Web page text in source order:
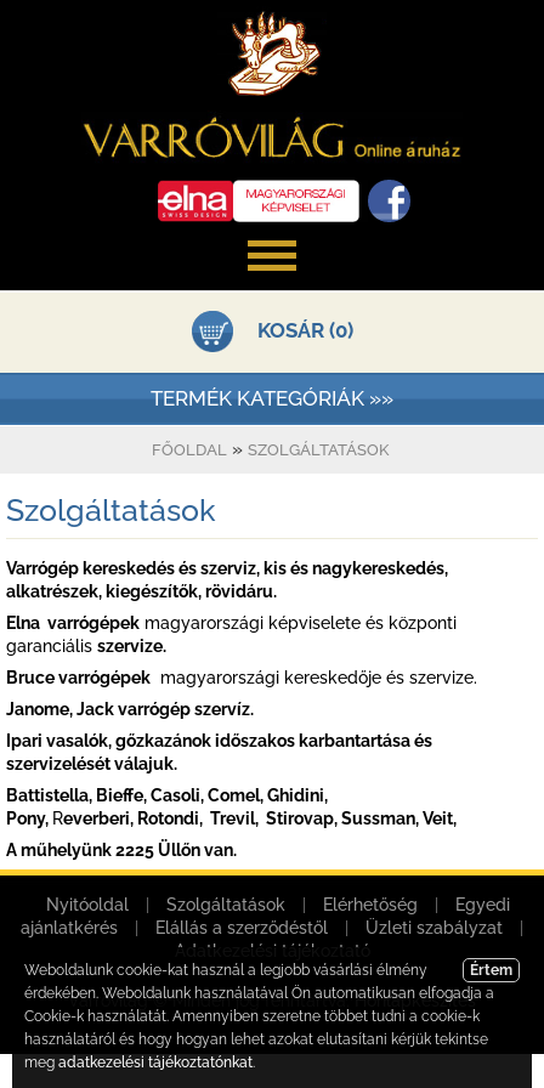
KOSÁR (0)
TERMÉK KATEGÓRIÁK »»
FŐOLDAL » SZOLGÁLTATÁSOK
Szolgáltatások
Varrógép kereskedés és szerviz, kis és nagykereskedés,
alkatrészek, kiegészítők, rövidáru.
Elna varrógépek magyarországi képviselete és központi
garanciális szervize.
Bruce varrógépek magyarországi kereskedője és szervize.
Janome, Jack varrógép szervíz.
Ipari vasalók,gőzkazánokidőszakos karbantartása és
szervizelését válajuk.
Battistella, Bieffe,Casoli,Comel,Ghidini,
Pony, Reverberi, Rotondi, Trevil, Stirovap,Sussman,Veit,
A műhelyünk 2225 Üllőn van.
Nyitóoldal Szolgáltatások Elérhetőség
Egyedi
ajánlatkérés
Elállás a szerződéstől Üzleti szabályzat
Adatkezelési tájékoztató
Varróvilág © Minden jog fenntartva.Honlapkészítés
Értem
Weboldalunk cookie-kat használ a legjobb vásárlási élmény
érdekében. Weboldalunk használatával Ön automatikusan elfogadja a
Cookie-k használatát. Amennyiben szeretne többet tudni a cookie-k
használatáról és hogy hogyan lehet azokat elutasítani kérjük tekintse
meg adatkezelési tájékoztatónkat.